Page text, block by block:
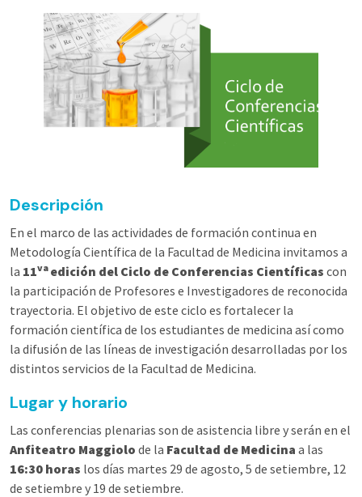
Descripción
En el marco de las actividades de formación continua en
Metodología Científica de la Facultad de Medicina invitamos a
la 11va edición del Ciclo de Conferencias Científicas con
la participación de Profesores e Investigadores de reconocida
trayectoria. El objetivo de este ciclo es fortalecer la
formación científica de los estudiantes de medicina así como
la difusión de las líneas de investigación desarrolladas por los
distintos servicios de la Facultad de Medicina.
Lugar y horario
Las conferencias plenarias son de asistencia libre y serán en el
Anfiteatro Maggiolo de la Facultad de Medicina a las
16:30 horas los días martes 29 de agosto, 5 de setiembre, 12
de setiembre y 19 de setiembre.